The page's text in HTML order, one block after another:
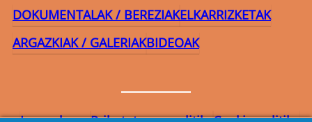
DOKUMENTALAK / BEREZIAKELKARRIZKETAK
ARGAZKIAK / GALERIAKBIDEOAK